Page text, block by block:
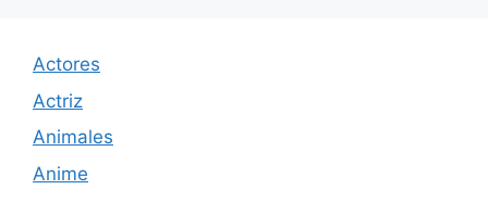
Actores
Actriz
Animales
Anime